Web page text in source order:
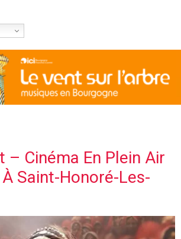
– Cinéma En Plein Air
Saint-Honoré-Les-